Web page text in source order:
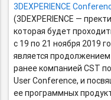
3DEXPERIENCE
(3DEXPERIENCE —
которая будет
с 19 по 21 ноября 2019
является
ранее компанией CST
User Conference, и
ее программных